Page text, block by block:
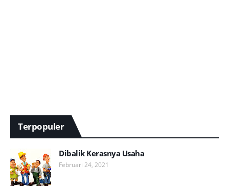
Terpopuler
Dibalik Kerasnya Usaha
Februari 24, 2021